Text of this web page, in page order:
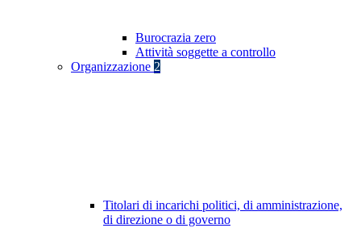
Burocrazia zero
Attività soggette a controllo
Organizzazione 2
Titolari di incarichi politici, di amministrazione,
di direzione o di governo